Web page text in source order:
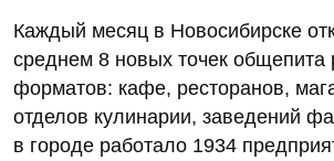
Каждый месяц в Новосибирске
среднем 8 новых точек общепита
форматов: кафе, ресторанов,
отделов кулинарии, заведений
в городе работало 1934